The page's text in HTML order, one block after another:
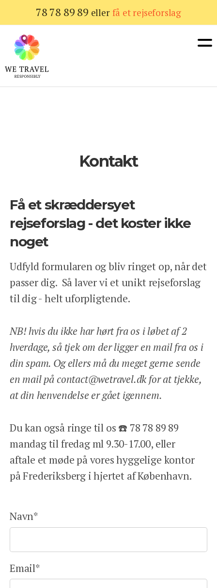
til
hovedindhold
78 78 89 89 eller få et rejseforslag
Kontakt
Få et skræddersyet
rejseforslag - det koster ikke
noget
Udfyld formularen og bliv ringet op, når det
passer dig. Så laver vi et unikt rejseforslag
til dig - helt uforpligtende.
NB! hvis du ikke har hørt fra os i løbet af 2
hverdage, så tjek om der ligger en mail fra os i
din spam. Og ellers må du meget gerne sende
en mail på contact@wetravel.dk for at tjekke,
at din henvendelse er gået igennem.
Du kan også ringe til os ☎️ 78 78 89 89
mandag til fredag ml 9.30-17.00, eller
aftale et møde på vores hyggelige kontor
på Frederiksberg i hjertet af København.
Navn*
Email*